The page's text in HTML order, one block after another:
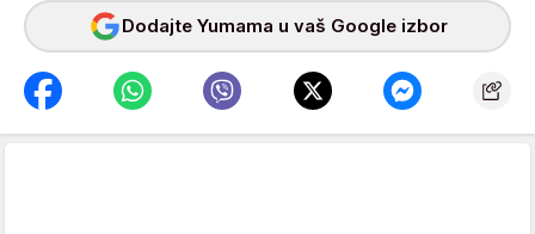
Dodajte Yumama u vaš Google izbor